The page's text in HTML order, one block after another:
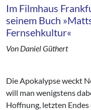
Im Filmhaus
seinem Buch
Fernsehkultur«
Von Daniel Güthert
Die Apokalypse weckt
will man wenigstens
Hoffnung, letzten